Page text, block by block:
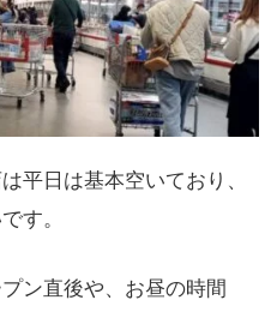
平日は基本空いており、
す。
ン直後や、お昼の時間